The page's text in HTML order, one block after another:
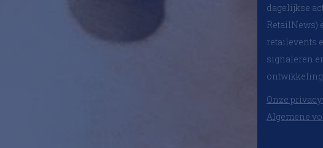
dagelijkse
RetailNews)
retailevents
signaleren
Onze
Algemene